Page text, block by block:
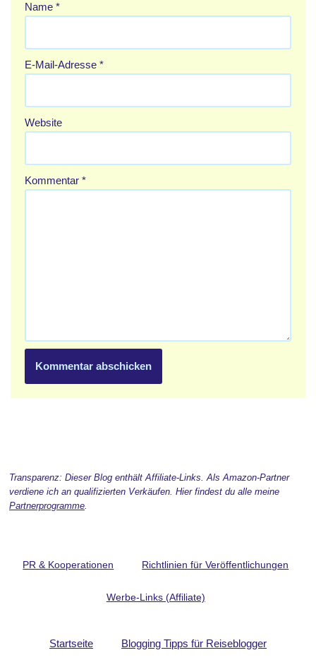
Name *
E-Mail-Adresse *
Website
Kommentar *
Transparenz: Dieser Blog enthält Affiliate-Links. Als Amazon-Partner
verdiene ich an qualifizierten Verkäufen. Hier findest du alle meine
Partnerprogramme.
PR & Kooperationen Richtlinien für Veröffentlichungen
Werbe-Links (Affiliate)
Startseite Blogging Tipps für Reiseblogger